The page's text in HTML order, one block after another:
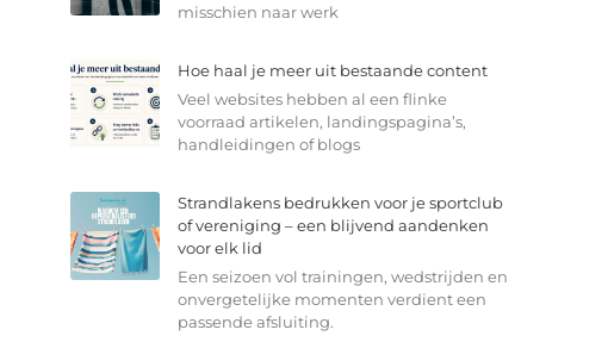
misschien naar werk
Hoe haal je meer uit bestaande content
Veel websites hebben al een flinke
voorraad artikelen, landingspagina’s,
handleidingen of blogs
Strandlakens bedrukken voor je sportclub
of vereniging – een blijvend aandenken
voor elk lid
Een seizoen vol trainingen, wedstrijden en
onvergetelijke momenten verdient een
passende afsluiting.